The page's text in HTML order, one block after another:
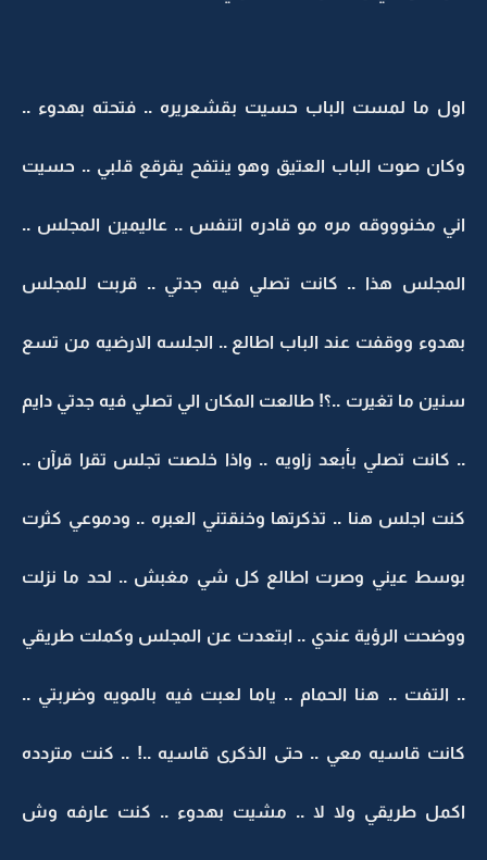
اول ما لمست الباب حسيت بقشعريره .. فتحته بهدوء ..
وكان صوت الباب العتيق وهو ينتفح يقرقع قلبي .. حسيت
اني مخنوووقه مره مو قادره اتنفس .. عاليمين المجلس ..
المجلس هذا .. كانت تصلي فيه جدتي .. قربت للمجلس
بهدوء ووقفت عند الباب اطالع .. الجلسه الارضيه من تسع
سنين ما تغيرت ..؟! طالعت المكان الي تصلي فيه جدتي دايم
.. كانت تصلي بأبعد زاويه .. واذا خلصت تجلس تقرا قرآن ..
كنت اجلس هنا .. تذكرتها وخنقتني العبره .. ودموعي كثرت
بوسط عيني وصرت اطالع كل شي مغبش .. لحد ما نزلت
ووضحت الرؤية عندي .. ابتعدت عن المجلس وكملت طريقي
.. التفت .. هنا الحمام .. ياما لعبت فيه بالمويه وضربتي ..
كانت قاسيه معي .. حتى الذكرى قاسيه ..! .. كنت متردده
اكمل طريقي ولا لا .. مشيت بهدوء .. كنت عارفه وش